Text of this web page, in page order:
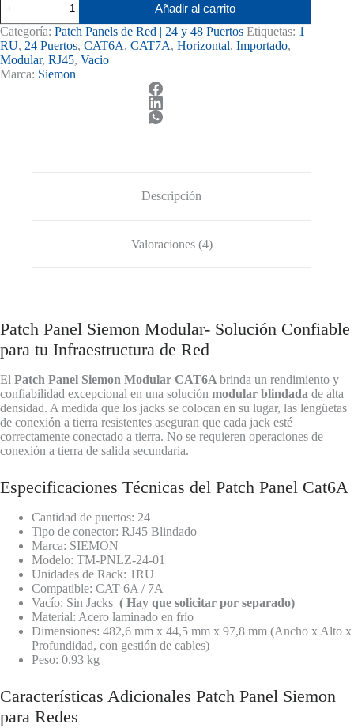
Panel
Siemon
CAT6A
24
Puertos
Modular
Añadir al carrito
Categoría: Patch Panels de Red | 24 y 48 Puertos Etiquetas: 1
RU, 24 Puertos, CAT6A, CAT7A, Horizontal, Importado,
Modular, RJ45, Vacio
Marca: Siemon
Descripción
Valoraciones (4)
Patch Panel Siemon Modular- Solución Confiable
para tu Infraestructura de Red
El Patch Panel Siemon Modular CAT6A brinda un rendimiento y
confiabilidad excepcional en una solución modular blindada de alta
densidad. A medida que los jacks se colocan en su lugar, las lengüetas
de conexión a tierra resistentes aseguran que cada jack esté
correctamente conectado a tierra. No se requieren operaciones de
conexión a tierra de salida secundaria.
Especificaciones Técnicas del Patch Panel Cat6A
Cantidad de puertos: 24
Tipo de conector: RJ45 Blindado
Marca: SIEMON
Modelo: TM-PNLZ-24-01
Unidades de Rack: 1RU
Compatible: CAT 6A / 7A
Vacío: Sin Jacks ( Hay que solicitar por separado)
Material: Acero laminado en frío
Dimensiones: 482,6 mm x 44,5 mm x 97,8 mm (Ancho x Alto x
Profundidad, con gestión de cables)
Peso: 0.93 kg
Características Adicionales Patch Panel Siemon
para Redes